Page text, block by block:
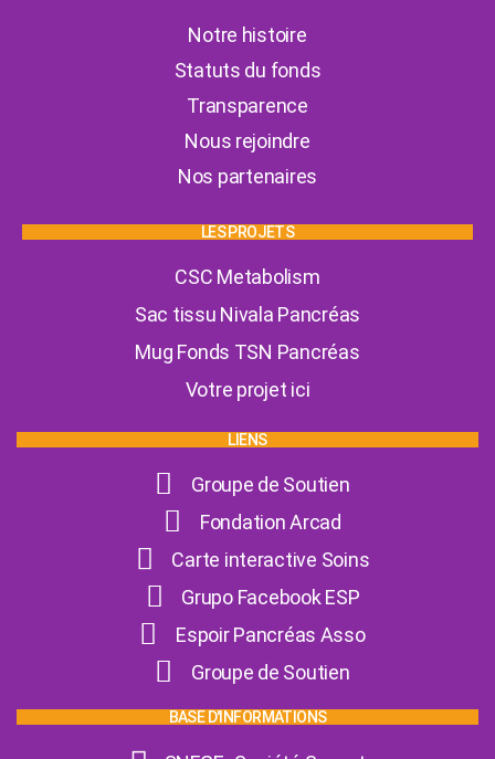
Notre histoire
Statuts du fonds
Transparence
Nous rejoindre
Nos partenaires
LES PROJETS
CSC Metabolism
Sac tissu Nivala Pancréas
Mug Fonds TSN Pancréas
Votre projet ici
LIENS
Groupe de Soutien
Fondation Arcad
Carte interactive Soins
Grupo Facebook ESP
Espoir Pancréas Asso
Groupe de Soutien
BASE D'INFORMATIONS